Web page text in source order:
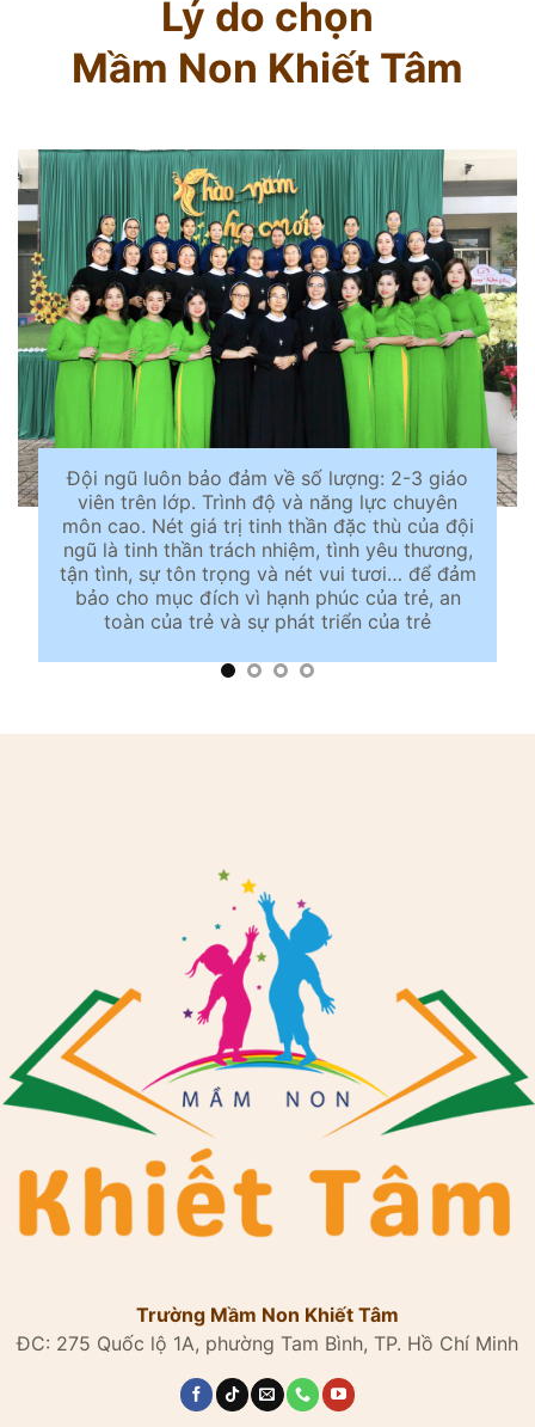
Lý do chọn
Mầm Non Khiết Tâm
Đội ngũ luôn bảo đảm về số lượng: 2-3 giáo
viên trên lớp. Trình độ và năng lực chuyên
môn cao. Nét giá trị tinh thần đặc thù của đội
ngũ là tinh thần trách nhiệm, tình yêu thương,
tận tình, sự tôn trọng và nét vui tươi… để đảm
bảo cho mục đích vì hạnh phúc của trẻ, an
toàn của trẻ và sự phát triển của trẻ
Trường Mầm Non Khiết Tâm
ĐC: 275 Quốc lộ 1A, phường Tam Bình, TP. Hồ Chí Minh